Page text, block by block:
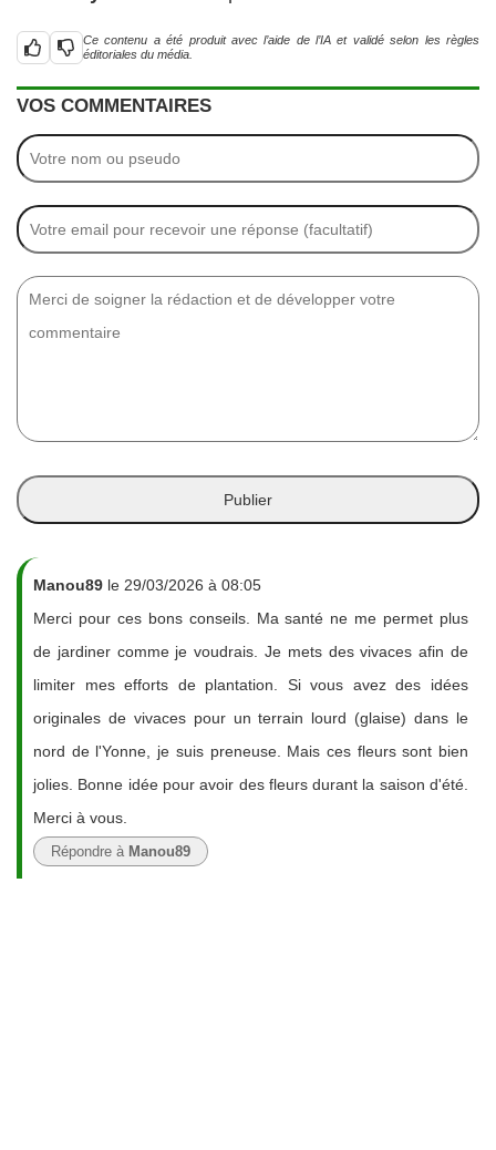
Ce contenu a été produit avec l’aide de l’IA et validé selon les règles
éditoriales du média.
VOS COMMENTAIRES
Manou89 le 29/03/2026 à 08:05
Merci pour ces bons conseils. Ma santé ne me permet plus
de jardiner comme je voudrais. Je mets des vivaces afin de
limiter mes efforts de plantation. Si vous avez des idées
originales de vivaces pour un terrain lourd (glaise) dans le
nord de l'Yonne, je suis preneuse. Mais ces fleurs sont bien
jolies. Bonne idée pour avoir des fleurs durant la saison d'été.
Merci à vous.
Répondre à Manou89